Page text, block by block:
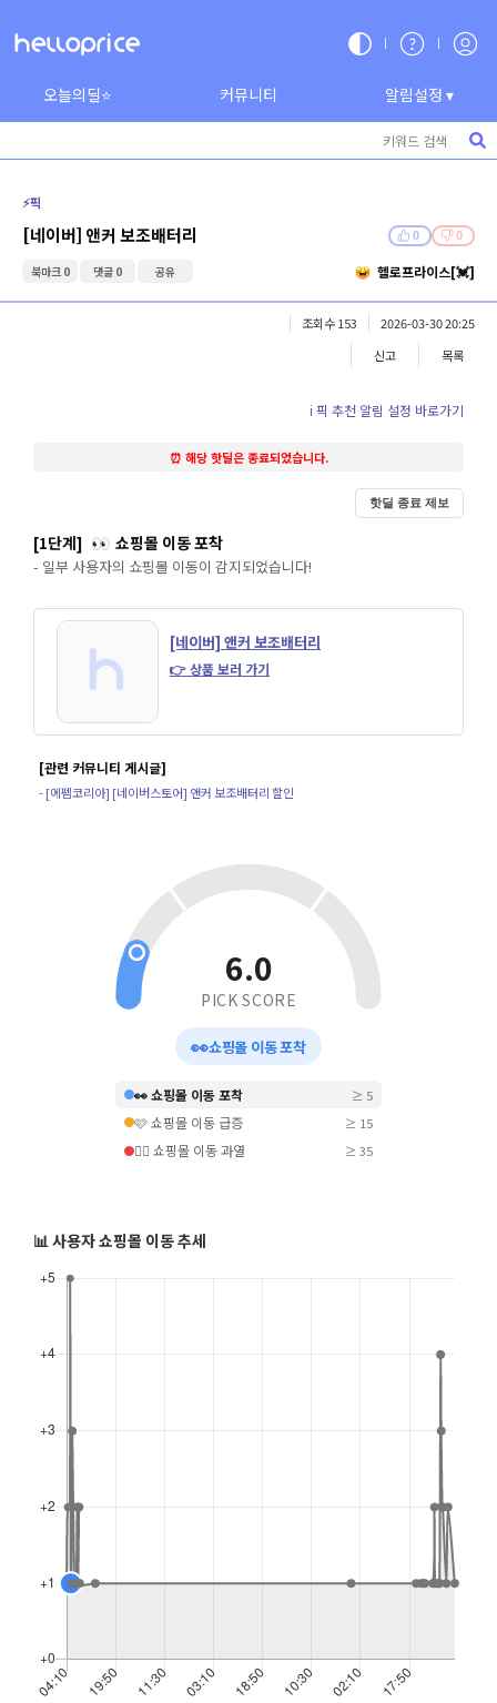
오늘의딜⭐ 커뮤니티 알림설정 ▾
⚡️픽
[네이버] 앤커 보조배터리 0 0
북마크 0 댓글 0 공유 헬로프라이스[💓]
조회수 153
2026-03-30 20:25
신고
목록
ℹ️ 픽 추천 알림 설정 바로가기
⏰ 해당 핫딜은 종료되었습니다.
핫딜 종료 제보
[1단계] 👀 쇼핑몰 이동 포착
- 일부 사용자의 쇼핑몰 이동이 감지되었습니다!
[네이버] 앤커 보조배터리
👉 상품 보러 가기
[관련 커뮤니티 게시글]
- [에펨코리아] [네이버스토어] 앤커 보조배터리 할인
6.0
PICK SCORE
👀쇼핑몰 이동 포착
👀 쇼핑몰 이동 포착 ≥ 5
🩷 쇼핑몰 이동 급증 ≥ 15
❤️‍🔥 쇼핑몰 이동 과열 ≥ 35
📊 사용자 쇼핑몰 이동 추세